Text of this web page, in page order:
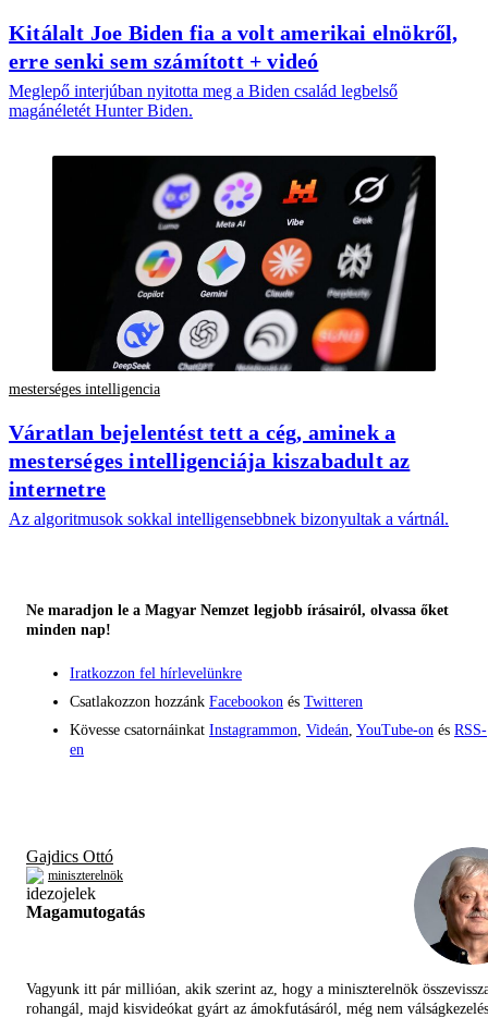
Kitálalt Joe Biden fia a volt amerikai elnökről,
erre senki sem számított + videó
Meglepő interjúban nyitotta meg a Biden család legbelső
magánéletét Hunter Biden.
mesterséges intelligencia
Váratlan bejelentést tett a cég, aminek a
mesterséges intelligenciája kiszabadult az
internetre
Az algoritmusok sokkal intelligensebbnek bizonyultak a vártnál.
Ne maradjon le a Magyar Nemzet legjobb írásairól, olvassa őket
minden nap!
Iratkozzon fel hírlevelünkre
Csatlakozzon hozzánk Facebookon és Twitteren
Kövesse csatornáinkat Instagrammon Videán YouTube-on és RSS-
en
Gajdics Ottó
miniszterelnök
Magamutogatás
Vagyunk itt pár millióan, akik szerint az, hogy a miniszterelnök
rohangál, majd kisvideókat gyárt az ámokfutásáról, még nem